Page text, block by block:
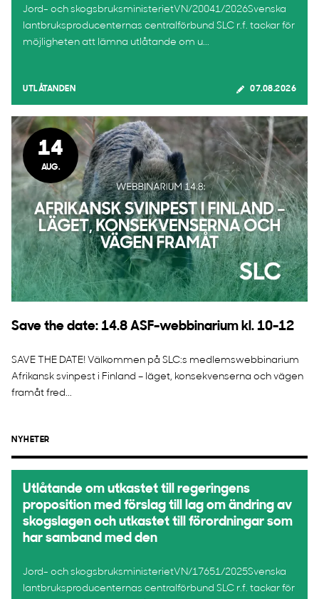
Jord- och skogsbruksministerietVN/20041/2026Svenska
lantbruksproducenternas centralförbund SLC r.f. tackar för
möjligheten att lämna utlåtande om u...
UTLÅTANDEN 07.08.2026
14
AUG.
Save the date: 14.8 ASF-webbinarium kl. 10-12
SAVE THE DATE! Välkommen på SLC:s medlemswebbinarium
Afrikansk svinpest i Finland – läget, konsekvenserna och vägen
framåt fred...
NYHETER
Utlåtande om utkastet till regeringens
proposition med förslag till lag om ändring av
skogslagen och utkastet till förordningar som
har samband med den
Jord- och skogsbruksministerietVN/17651/2025Svenska
lantbruksproducenternas centralförbund SLC r.f. tackar för